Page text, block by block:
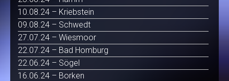
10.08.24 – Kriebstein
09.08.24 – Schwedt
27.07.24 – Wiesmoor
22.07.24 – Bad Homburg
22.06.24 – Sögel
16.06.24 – Borken